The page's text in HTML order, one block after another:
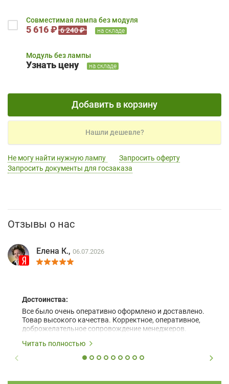
Совместимая лампа без модуля
5 616 ₽ 6 240 ₽ на складе
Модуль без лампы
Узнать цену на складе
Добавить в корзину
Нашли дешевле?
Не могу найти нужную лампу
Запросить оферту
Запросить документы для госзаказа
Отзывы о нас
Елена К., 06.07.2026
Достоинства:
Все было очень оперативно оформлено и доставлено.
Товар высокого качества. Корректное, оперативное,
доброжелательное сопровождение менеджеров.
Читать полностью